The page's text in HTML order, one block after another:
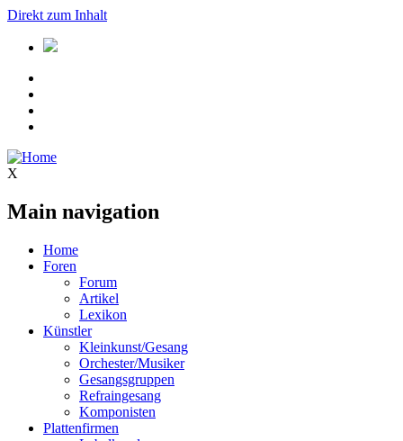
Direkt zum Inhalt
X
Main navigation
Home
Foren
Forum
Artikel
Lexikon
Künstler
Kleinkunst/Gesang
Orchester/Musiker
Gesangsgruppen
Refraingesang
Komponisten
Plattenfirmen